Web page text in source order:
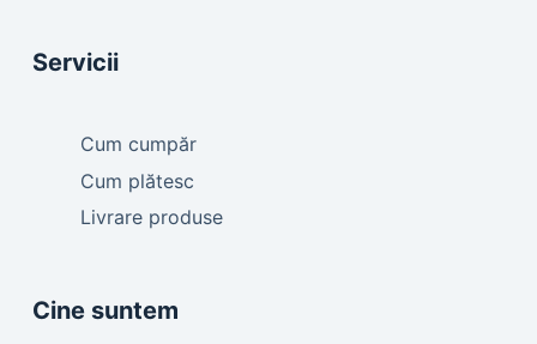
Servicii
Cum cumpăr
Cum plătesc
Livrare produse
Cine suntem